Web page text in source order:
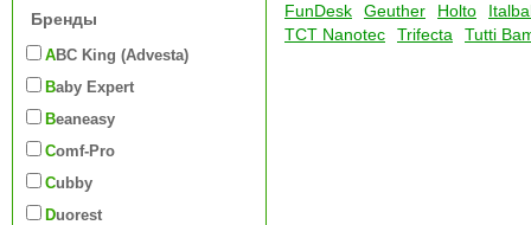
Бренды
ABC King (Advesta)
Baby Expert
Beaneasy
Comf-Pro
Cubby
Duorest
FunDesk
Geuther Holto
TCT Nanotec
Trifecta Tutti